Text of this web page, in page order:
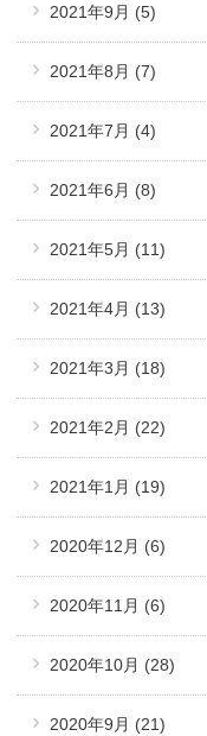
2021年9月 (5)
2021年8月 (7)
2021年7月 (4)
2021年6月 (8)
2021年5月 (11)
2021年4月 (13)
2021年3月 (18)
2021年2月 (22)
2021年1月 (19)
2020年12月 (6)
2020年11月 (6)
2020年10月 (28)
2020年9月 (21)